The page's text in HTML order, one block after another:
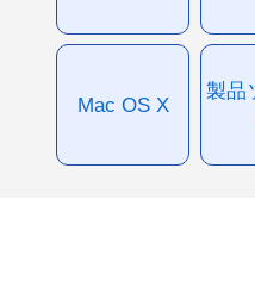
Mac OS X
製品